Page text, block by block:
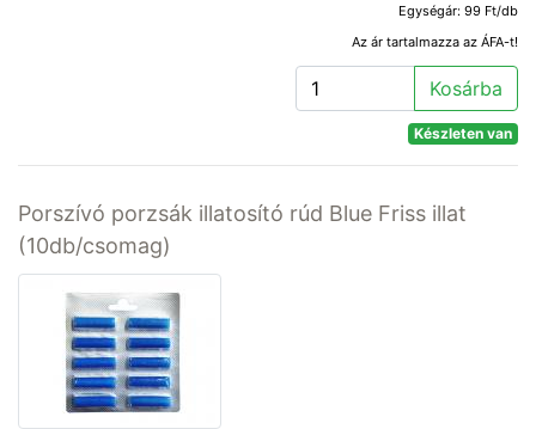
Egységár: 99 Ft/db
Az ár tartalmazza az ÁFA-t!
Kosárba
Készleten van
Porszívó porzsák illatosító rúd Blue Friss illat
(10db/csomag)